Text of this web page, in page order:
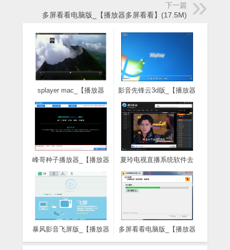
下一篇
多屏看看电脑版_【播放器多屏看看】(17.5M)
splayer mac_【播放器
splayer mac,影音播放
器】(10.6M)
影音先锋云3d版_【播放器
影音先锋云3d版,视频播放
器】(17.5M)
峰哥种子播放器_【播放器
种子播放器】(1.2M)
夏玲电视直播系统软件去
广告版_【播放器夏玲电视
直播,视频播放器】(1.2M)
暴风影音飞屏版_【播放器
多屏看看电脑版_【播放器